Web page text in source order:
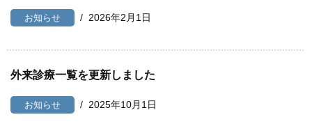
お知らせ 2026年2月1日
外来診療一覧を更新しました
お知らせ 2025年10月1日